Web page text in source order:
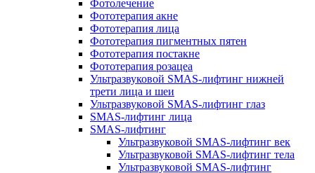
Фотолечение
Фототерапия акне
Фототерапия лица
Фототерапия пигментных пятен
Фототерапия постакне
Фототерапия розацеа
Ультразвуковой SMAS-лифтинг нижней
трети лица и шеи
Ультразвуковой SMAS-лифтинг глаз
SMAS-лифтинг лица
SMAS-лифтинг
Ультразвуковой SMAS-лифтинг век
Ультразвуковой SMAS-лифтинг тела
Ультразвуковой SMAS-лифтинг